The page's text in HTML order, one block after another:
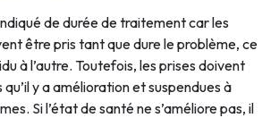
de durée de traitement car les
être pris tant que dure le problème, ce
à l’autre. Toutefois, les prises doivent
y a amélioration et suspendues à
Si l’état de santé ne s’améliore pas, il